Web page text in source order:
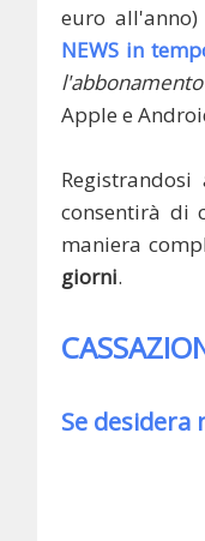
euro all'anno)
NEWS in
Apple e
consentirà di
maniera
giorni.
Se